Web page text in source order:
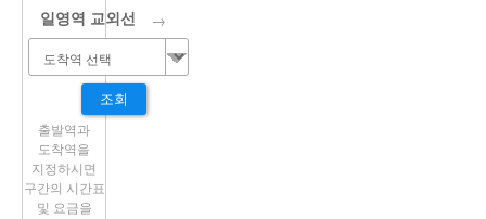
일영역 교외선 →
조회
출발역과
도착역을
지정하시면
구간의 시간표
및 요금을